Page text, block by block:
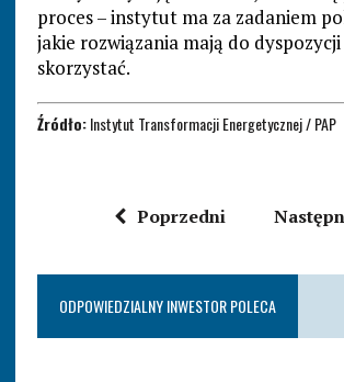
proces – instytut ma za zadaniem
jakie rozwiązania mają do
skorzystać.
Źródło:Instytut Transformacji Energetycznej / PAP
Poprzedni
ODPOWIEDZIALNY INWESTOR POLECA